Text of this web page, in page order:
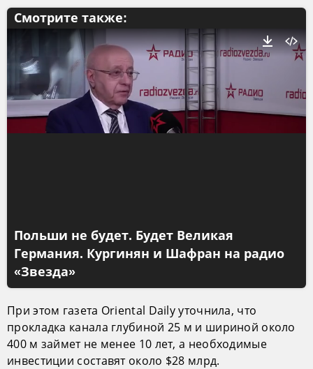
Смотрите также:
Польши не будет. Будет Великая
Германия. Кургинян и Шафран на радио
«Звезда»
При этом газета Oriental Daily уточнила, что
прокладка канала глубиной 25 м и шириной около
400 м займет не менее 10 лет, а необходимые
инвестиции составят около $28 млрд.